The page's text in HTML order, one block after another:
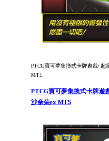
PTCG寶可夢集換式卡牌遊戲/
MTL
PTCG寶可夢集換式卡牌遊
沙奈朵ex MTS